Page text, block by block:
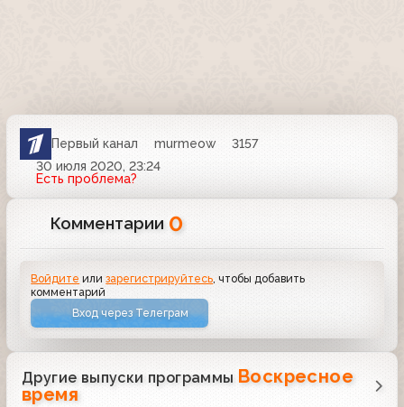
Первый канал murmeow
3157
30 июля 2020, 23:24
Есть проблема?
Комментарии 0
Войдите илизарегистрируйтесь , чтобы добавить
комментарий
Вход через Телеграм
Другие выпуски программы Воскресное
время